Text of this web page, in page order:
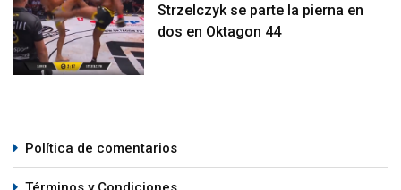
Strzelczyk se parte la pierna en
dos en Oktagon 44
Política de comentarios